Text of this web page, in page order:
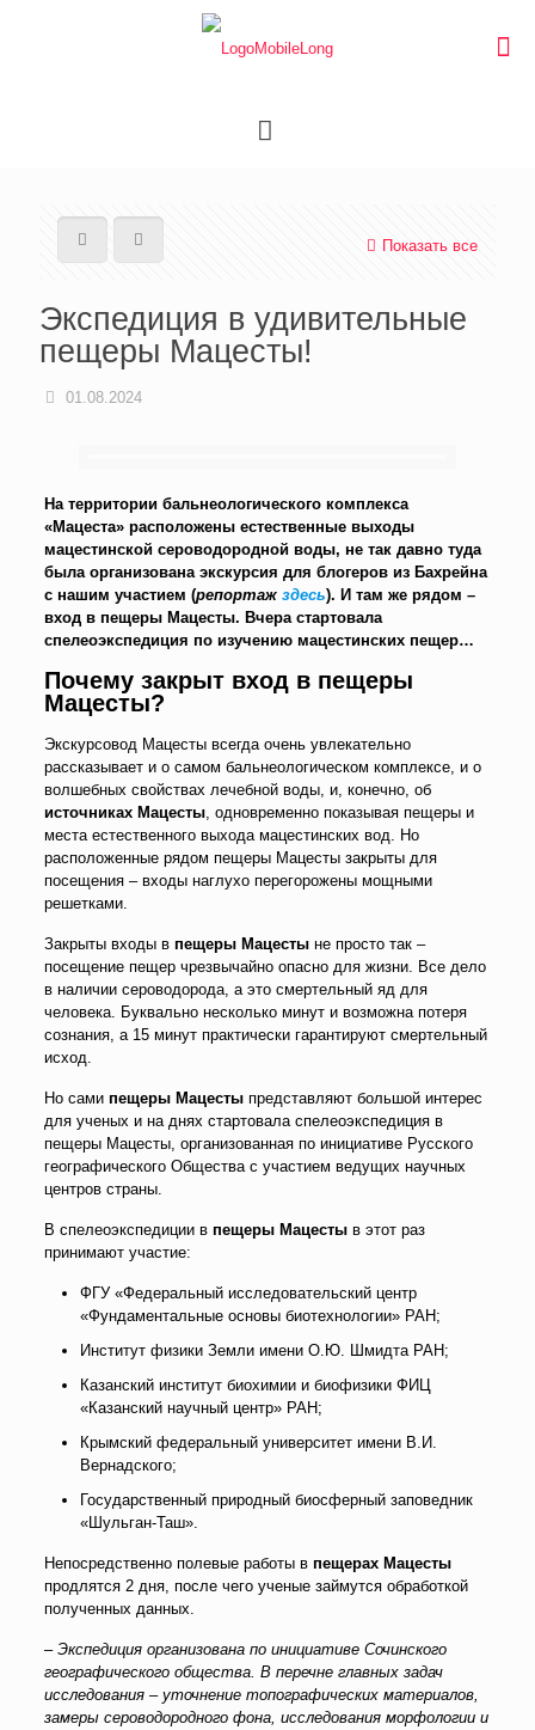
Показать все
Экспедиция в удивительные
пещеры Мацесты!
01.08.2024
На территории бальнеологического комплекса
«Мацеста» расположены естественные выходы
мацестинской сероводородной воды, не так давно туда
была организована экскурсия для блогеров из Бахрейна
с нашим участием (репортаж здесь). И там же рядом –
вход в пещеры Мацесты. Вчера стартовала
спелеоэкспедиция по изучению мацестинских пещер…
Почему закрыт вход в пещеры
Мацесты?
Экскурсовод Мацесты всегда очень увлекательно
рассказывает и о самом бальнеологическом комплексе, и о
волшебных свойствах лечебной воды, и, конечно, об
источниках Мацесты, одновременно показывая пещеры и
места естественного выхода мацестинских вод. Но
расположенные рядом пещеры Мацесты закрыты для
посещения – входы наглухо перегорожены мощными
решетками.
Закрыты входы в пещеры Мацестыне просто так –
посещение пещер чрезвычайно опасно для жизни. Все дело
в наличии сероводорода, а это смертельный яд для
человека. Буквально несколько минут и возможна потеря
сознания, а 15 минут практически гарантируют смертельный
исход.
Но сами пещеры Мацестыпредставляют большой интерес
для ученых и на днях стартовала спелеоэкспедиция в
пещеры Мацесты, организованная по инициативе Русского
географического Общества с участием ведущих научных
центров страны.
В спелеоэкспедиции в пещеры Мацестыв этот раз
принимают участие:
ФГУ «Федеральный исследовательский центр
«Фундаментальные основы биотехнологии» РАН;
Институт физики Земли имени О.Ю. Шмидта РАН;
Казанский институт биохимии и биофизики ФИЦ
«Казанский научный центр» РАН;
Крымский федеральный университет имени В.И.
Вернадского;
Государственный природный биосферный заповедник
«Шульган-Таш».
Непосредственно полевые работы в пещерах Мацесты
продлятся 2 дня, после чего ученые займутся обработкой
полученных данных.
– Экспедиция организована по инициативе Сочинского
географического общества. В перечне главных задач
исследования – уточнение топографических материалов,
замеры сероводородного фона, исследования морфологии и